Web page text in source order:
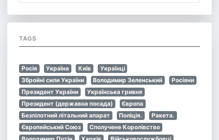
TAGS
Росія Україна Київ
Українці
Збройні сили України
Володимир Зеленський
Росіяни
Президент України
Українська гривня
Президент (державна посада)
Європа
Безпілотний літальний апарат
Поліція.
Ракета.
Європейський Союз
Сполучене Королівство